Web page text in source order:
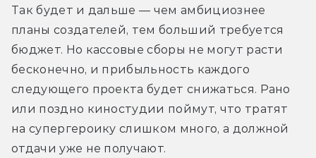
Так будет и дальше — чем амбициознее
планы создателей, тем больший требуется
бюджет. Но кассовые сборы не могут расти
бесконечно, и прибыльность каждого
следующего проекта будет снижаться. Рано
или поздно киностудии поймут, что тратят
на супергероику слишком много, а должной
отдачи уже не получают.